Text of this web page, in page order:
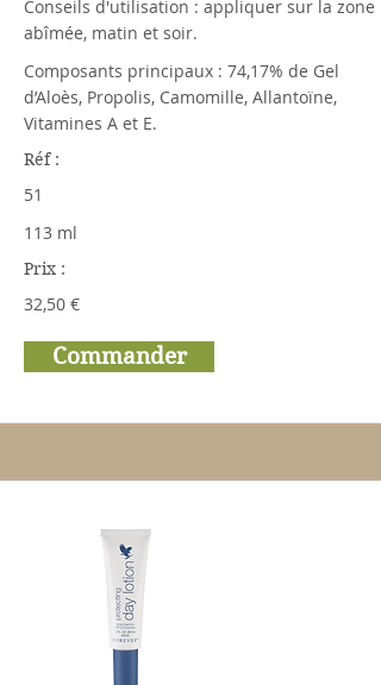
Conseils d'utilisation : appliquer sur la zone
abîmée, matin et soir.
Composants principaux : 74,17% de Gel
d’Aloès, Propolis, Camomille, Allantoïne,
Vitamines A et E.
Réf :
51
113 ml
Prix :
32,50 €
Commander